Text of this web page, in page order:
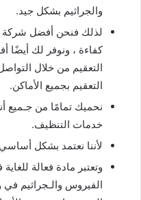
والجراثيم بشكل جيد.
لذلك فنحن أفضل شركة
كفاءة ، ونوفر لك أيضًا
التعقيم من خلال
التعقيم بجميع الأماكن.
نحميك تمامًا من جـميع
خدمات التنظيف.
لأننا نعتمد بشكل
وتعتبر مادة فعالة
الفيروس والـجراثيم